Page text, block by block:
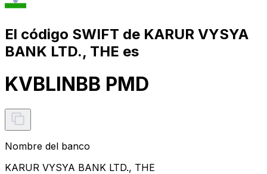
El código SWIFT de KARUR VYSYA
BANK LTD., THE es
KVBLINBB PMD
Nombre del banco
KARUR VYSYA BANK LTD., THE